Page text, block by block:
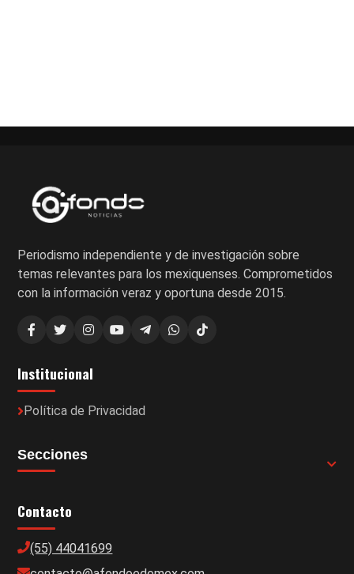
entradas
Periodismo independiente y de investigación sobre
temas relevantes para los mexiquenses. Comprometidos
con la información veraz y oportuna desde 2015.
Institucional
Política de Privacidad
Secciones
Contacto
(55) 44041699